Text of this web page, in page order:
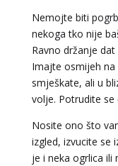
Nemojte biti
nekoga tko nije
Ravno držanje
Imajte osmijeh na
smješkate, ali u
volje. Potrudite se
Nosite ono što
izgled, izvucite se
je i neka ogrlica ili
TEHNIKE:
ching, knjiga
amajlija